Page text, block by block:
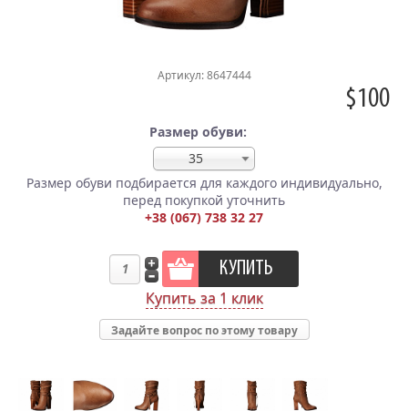
Артикул: 8647444
$100
Размер обуви:
35
Размер обуви подбирается для каждого индивидуально,
перед покупкой уточнить
+38 (067) 738 32 27
Купить за 1 клик
Задайте вопрос по этому товару